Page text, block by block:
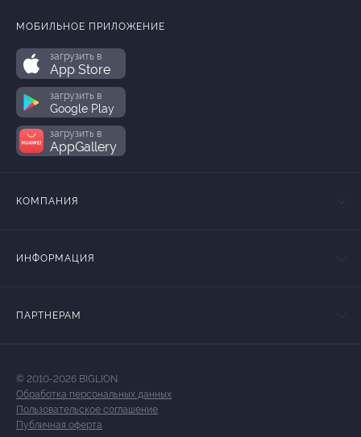
МОБИЛЬНОЕ ПРИЛОЖЕНИЕ
загрузить в
App Store
загрузить в
Google Play
загрузить в
AppGallery
КОМПАНИЯ
ИНФОРМАЦИЯ
ПАРТНЕРАМ
© 2010-2026 BIGLION
Обработка персональных данных
Пользовательское соглашение
Публичная оферта